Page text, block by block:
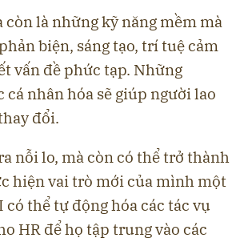
còn là những kỹ năng mềm mà
biện, sáng tạo, trí tuệ cảm
vấn đề phức tạp. Những
nhân hóa sẽ giúp người lao
đổi.
nỗi lo, mà còn có thể trở thành
hiện vai trò mới của mình một
thể tự động hóa các tác vụ
HR để họ tập trung vào các